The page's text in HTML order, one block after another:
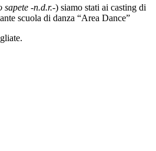
sapete -n.d.r.-) siamo stati ai casting di
scuola di danza “Area Dance”